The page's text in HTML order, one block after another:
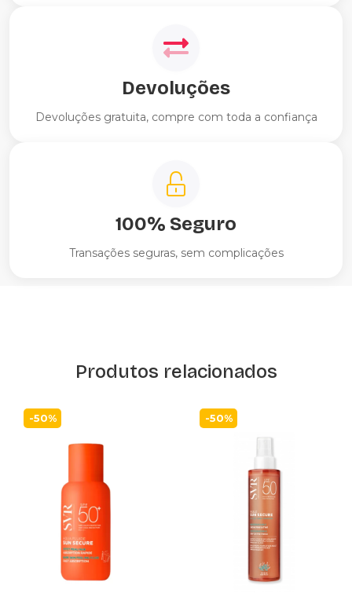
Devoluções
Devoluções gratuita, compre com toda a confiança
100% Seguro
Transações seguras, sem complicações
Produtos relacionados
-50% -50%